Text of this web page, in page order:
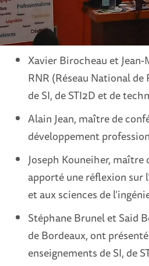
Xavier Birocheau et
RNR (Réseau National
de SI, de STI2D et de
Alain Jean, maître de
développement
Joseph Kouneiher, maître
apporté une réflexion sur
et aux sciences de
Stéphane Brunel et Said
de Bordeaux, ont
enseignements de SI, de